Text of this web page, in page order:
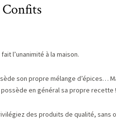
fait l’unanimité à la maison.
son propre mélange d’épices…
en général sa propre recette !
des produits de qualité, sans